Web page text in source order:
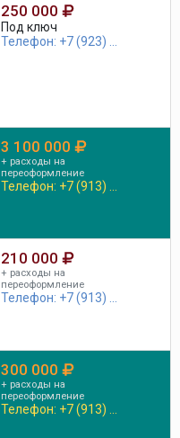
250 000
Под ключ
Телефон: +7 (923) ...
3 100 000
+ расходы на
переоформление
Телефон: +7 (913) ...
210 000
+ расходы на
переоформление
Телефон: +7 (913) ...
300 000
+ расходы на
переоформление
Телефон: +7 (913) ...